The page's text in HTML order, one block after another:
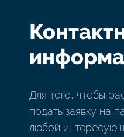
Для того, чтобы
подать заявку на
любой